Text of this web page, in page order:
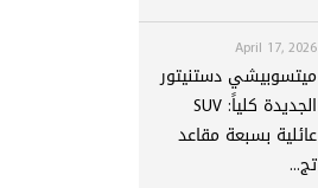
April 17, 2026
ميتسوبيشي دستنيتور
الجديدة كلياً: SUV
عائلية بسبعة مقاعد
تج...